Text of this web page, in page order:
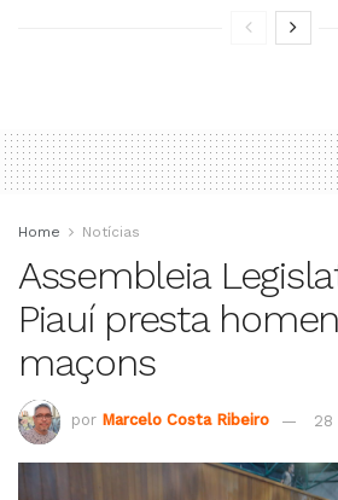
Home Notícias
Assembleia
Piauí presta
maçons
por Marcelo Costa Ribeiro 28